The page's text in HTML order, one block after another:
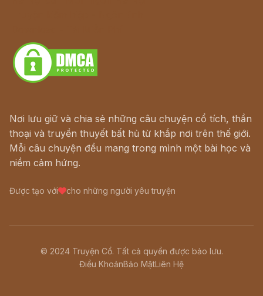
Nơi lưu giữ và chia sẻ những câu chuyện cổ tích, thần
thoại và truyền thuyết bất hủ từ khắp nơi trên thế giới.
Mỗi câu chuyện đều mang trong mình một bài học và
niềm cảm hứng.
Được tạo với cho những người yêu truyện
© 2024 Truyện Cổ. Tất cả quyền được bảo lưu.
Điều KhoảnBảo MậtLiên Hệ